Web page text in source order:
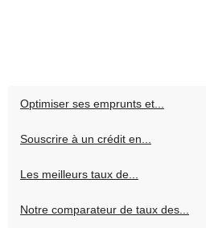
Optimiser ses emprunts et...
Souscrire à un crédit en...
Les meilleurs taux de...
Notre comparateur de taux des...